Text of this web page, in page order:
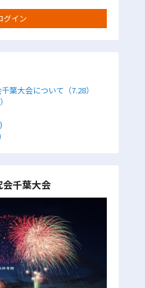
グイン
葉大会について（7.28）
千葉大会